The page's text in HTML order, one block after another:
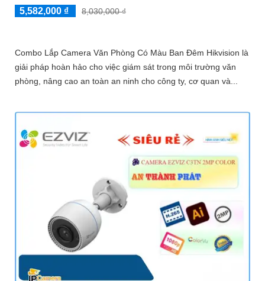
5,582,000 ₫ 8,030,000 ₫
Combo Lắp Camera Văn Phòng Có Màu Ban Đêm Hikvision là
giải pháp hoàn hảo cho việc giám sát trong môi trường văn
phòng, nâng cao an toàn an ninh cho công ty, cơ quan và...